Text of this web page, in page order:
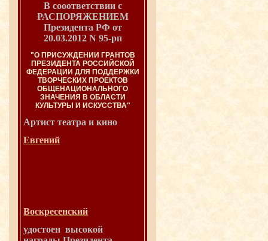
В сооответствии с
РАСПОРЯЖЕНИЕМ
Президента РФ от
20.03.2012 N 95-рп
"О ПРИСУЖДЕНИИ ГРАНТОВ
ПРЕЗИДЕНТА РОССИЙСКОЙ
ФЕДЕРАЦИИ ДЛЯ ПОДДЕРЖКИ
ТВОРЧЕСКИХ ПРОЕКТОВ
ОБЩЕНАЦИОНАЛЬНОГО
ЗНАЧЕНИЯ В ОБЛАСТИ
КУЛЬТУРЫ И ИСКУССТВА"
Артист театра и кино
Евгений
Воскресенский
удостоен высокой